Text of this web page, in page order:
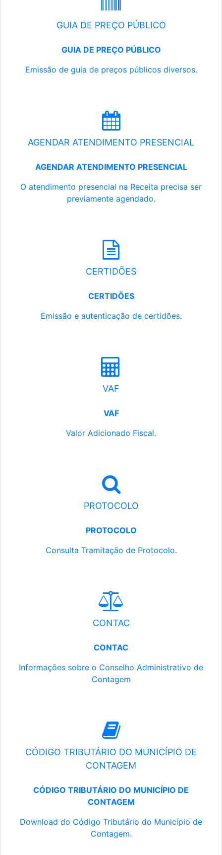
GUIA DE PREÇO PÚBLICO
GUIA DE PREÇO PÚBLICO
Emissão de guia de preços públicos diversos.
AGENDAR ATENDIMENTO PRESENCIAL
AGENDAR ATENDIMENTO PRESENCIAL
O atendimento presencial na Receita precisa ser
previamente agendado.
CERTIDÕES
CERTIDÕES
Emissão e autenticação de certidões.
VAF
VAF
Valor Adicionado Fiscal.
PROTOCOLO
PROTOCOLO
Consulta Tramitação de Protocolo.
CONTAC
CONTAC
Informações sobre o Conselho Administrativo de
Contagem
CÓDIGO TRIBUTÁRIO DO MUNICÍPIO DE
CONTAGEM
CÓDIGO TRIBUTÁRIO DO MUNICÍPIO DE
CONTAGEM
Download do Código Tributário do Município de
Contagem.